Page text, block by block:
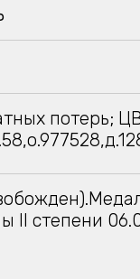
потерь;
II степени